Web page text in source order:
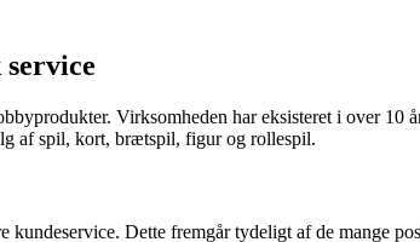
Virksomheden har eksisteret i over
af spil, kort, brætspil, figur og rollespil.
Dette fremgår tydeligt af de mange